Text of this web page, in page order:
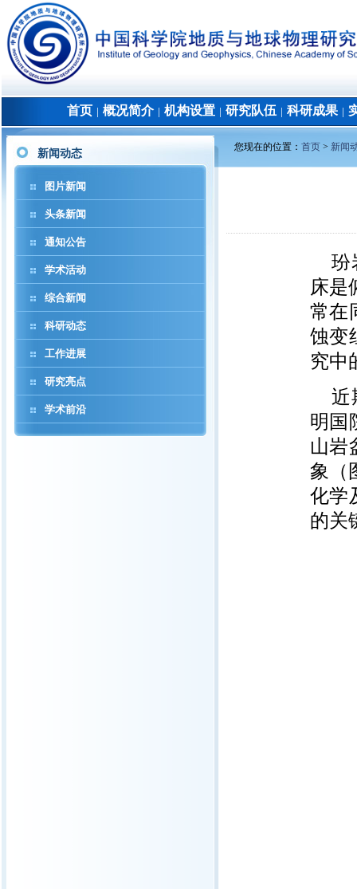
首页 概况简介│ 机构设置 研究队伍 科研成果│
新闻动态
图片新闻
头条新闻
通知公告
学术活动
综合新闻
科研动态
工作进展
研究亮点
学术前沿
您现在的位置： 首页 > 新闻
玢
床是
常在
蚀变
究中
近
明国
山岩
象（
化学
的关